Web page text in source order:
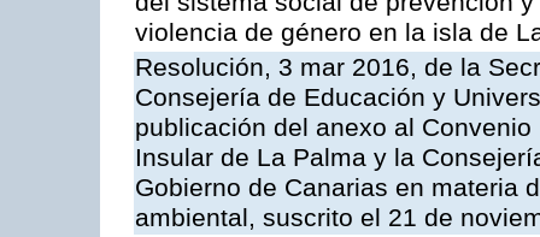
violencia de género en la isla de
Resolución, 3 mar 2016, de la
Consejería de Educación y
publicación del anexo al
Insular de La Palma y la
Gobierno de Canarias en materia
ambiental, suscrito el 21 de